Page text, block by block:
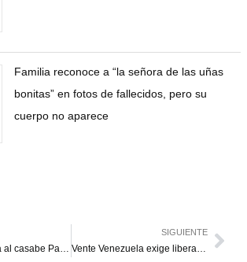
Familia reconoce a “la señora de las uñas
bonitas” en fotos de fallecidos, pero su
cuerpo no aparece
Unesco declara al casabe Patrimonio Inmaterial de la Humanidad
SIGUIENTE
Vente Venezuela exige liberación de Perkins Rocha tras 100 días detenido